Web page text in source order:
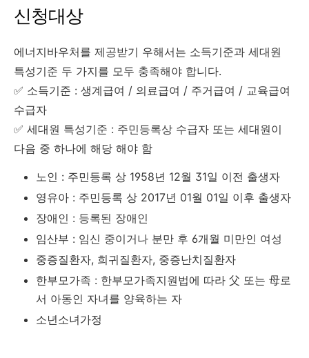
신청대상
에너지바우처를 제공받기 우해서는 소득기준과 세대원
특성기준 두 가지를 모두 충족해야 합니다.
✅ 소득기준 : 생계급여 / 의료급여 / 주거급여 / 교육급여
수급자
✅ 세대원 특성기준 : 주민등록상 수급자 또는 세대원이
다음 중 하나에 해당 해야 함
노인 : 주민등록 상 1958년 12월 31일 이전 출생자
영유아 : 주민등록 상 2017년 01월 01일 이후 출생자
장애인 : 등록된 장애인
임산부 : 임신 중이거나 분만 후 6개월 미만인 여성
중증질환자, 희귀질환자, 중증난치질환자
한부모가족 : 한부모가족지원법에 따라 父 또는 母로
서 아동인 자녀를 양육하는 자
소년소녀가정